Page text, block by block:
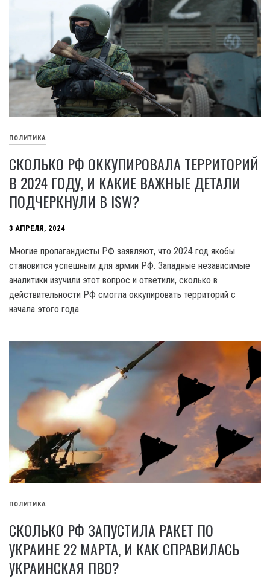
ПОЛИТИКА
СКОЛЬКО РФ ОККУПИРОВАЛА ТЕРРИТОРИЙ
В 2024 ГОДУ, И КАКИЕ ВАЖНЫЕ ДЕТАЛИ
ПОДЧЕРКНУЛИ В ISW?
3 АПРЕЛЯ, 2024
Многие пропагандисты РФ заявляют, что 2024 год якобы
становится успешным для армии РФ. Западные независимые
аналитики изучили этот вопрос и ответили, сколько в
действительности РФ смогла оккупировать территорий с
начала этого года.
ПОЛИТИКА
СКОЛЬКО РФ ЗАПУСТИЛА РАКЕТ ПО
УКРАИНЕ 22 МАРТА, И КАК СПРАВИЛАСЬ
УКРАИНСКАЯ ПВО?